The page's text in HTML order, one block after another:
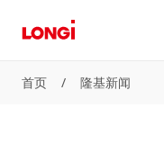
首页 / 隆基新闻